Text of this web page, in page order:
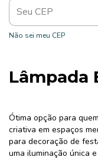
Não sei meu CEP
Lâmpada
Ótima opção para
criativa em espaços
para decoração de
uma iluminação única